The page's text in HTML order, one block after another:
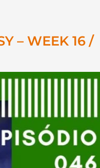
– WEEK 16 /